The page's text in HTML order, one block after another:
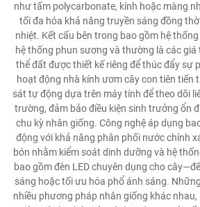
như tấm polycarbonate, kính hoặc màng
tối đa hóa khả năng truyền sáng đồng
nhiệt. Kết cấu bên trong bao gồm hệ
hệ thống phun sương và thường là các
thể đất được thiết kế riêng để thúc đẩy sự
hoạt động nhà kính ươm cây con tiên tiến
sát tự động dựa trên máy tính để theo dõi
trường, đảm bảo điều kiện sinh trưởng ổn
chu kỳ nhân giống. Công nghệ áp dụng
động với khả năng phân phối nước chính
bón nhằm kiểm soát dinh dưỡng và hệ
bao gồm đèn LED chuyên dụng cho
sáng hoặc tối ưu hóa phổ ánh sáng.
nhiều phương pháp nhân giống khác